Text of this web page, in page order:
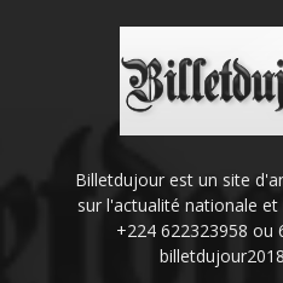
Billetdujour est un site
sur l'actualité nationale
+224 622323958 ou